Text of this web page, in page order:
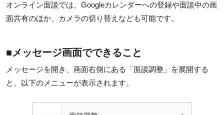
オンライン面談では、Googleカレンダーへの登録や面談中の画
面共有のほか、カメラの切り替えなども可能です。
■メッセージ画面でできること
メッセージを開き、画面右側にある「面談調整」を展開する
と、以下のメニューが表示されます。